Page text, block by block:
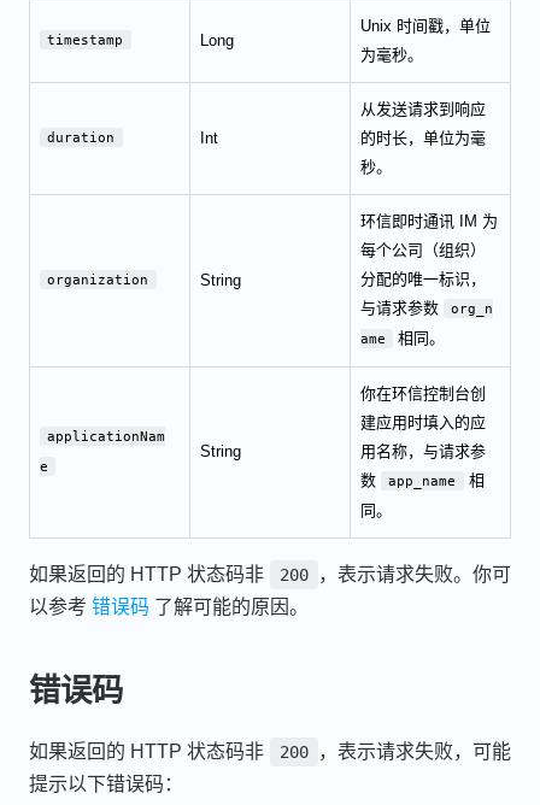
timestamp Long
Unix 时间戳，单位
为毫秒。
duration Int
从发送请求到响应
的时长，单位为毫
秒。
organization String
环信即时通讯 IM 为
每个公司（组织）
分配的唯一标识，
与请求参数
org_n
ame
相同。
applicationNam
e
String
你在环信控制台创
建应用时填入的应
用名称，与请求参
数
app_name
相
同。
如果返回的 HTTP 状态码非 200
，表示请求失败。你可
以参考 错误码 了解可能的原因。
错误码
如果返回的 HTTP 状态码非 200
，表示请求失败，可能
提示以下错误码：